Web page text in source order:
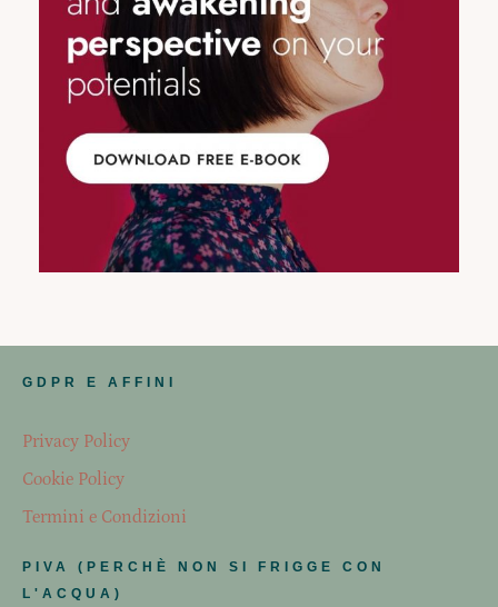
GDPR E AFFINI
Privacy Policy
Cookie Policy
Termini e Condizioni
PIVA (PERCHÈ NON SI FRIGGE CON
L'ACQUA)